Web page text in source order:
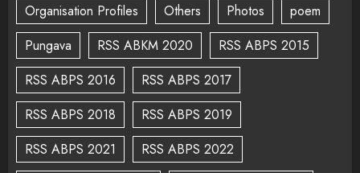
Organisation Profiles
Others Photos
poem
Pungava
RSS ABKM 2020
RSS ABPS 2015
RSS ABPS 2016
RSS ABPS 2017
RSS ABPS 2018
RSS ABPS 2019
RSS ABPS 2021
RSS ABPS 2022